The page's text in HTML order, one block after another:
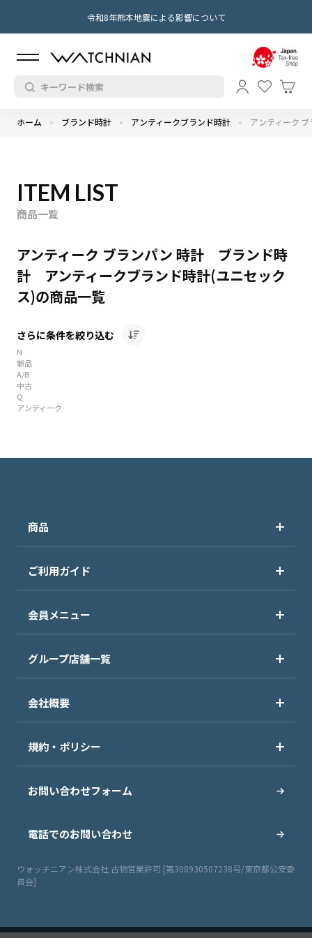
令和8年熊本地震による影響について
ホーム ブランド時計 アンティークブランド時計 アンティーク
ITEM LIST
商品一覧
アンティーク ブランパン 時計 ブランド時
計 アンティークブランド時計(ユニセック
ス)の商品一覧
さらに条件を絞り込む
N
新品
A/B
中古
Q
アンティーク
商品
ご利用ガイド
会員メニュー
グループ店舗一覧
会社概要
規約・ポリシー
お問い合わせフォーム
電話でのお問い合わせ
ウォッチニアン株式会社 古物営業許可 [第308930507238号/東京都公安委
員会]